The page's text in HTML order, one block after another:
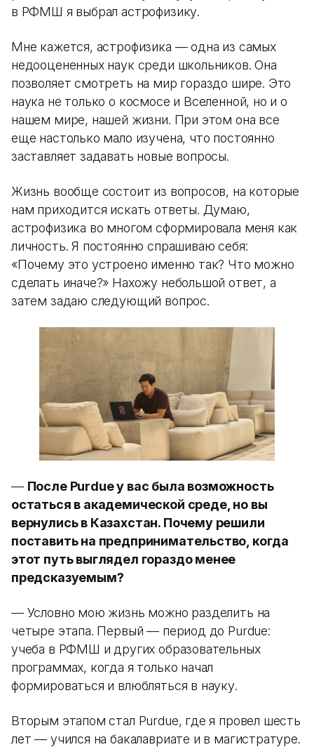
в РФМШ я выбрал астрофизику.
Мне кажется, астрофизика — одна из самых
недооцененных наук среди школьников. Она
позволяет смотреть на мир гораздо шире. Это
наука не только о космосе и Вселенной, но и о
нашем мире, нашей жизни. При этом она все
еще настолько мало изучена, что постоянно
заставляет задавать новые вопросы.
Жизнь вообще состоит из вопросов, на которые
нам приходится искать ответы. Думаю,
астрофизика во многом сформировала меня как
личность. Я постоянно спрашиваю себя:
«Почему это устроено именно так? Что можно
сделать иначе?» Нахожу небольшой ответ, а
затем задаю следующий вопрос.
— После Purdue у вас была возможность
остаться в академической среде, но вы
вернулись в Казахстан. Почему решили
поставить на предпринимательство, когда
этот путь выглядел гораздо менее
предсказуемым?
— Условно мою жизнь можно разделить на
четыре этапа. Первый — период до Purdue:
учеба в РФМШ и других образовательных
программах, когда я только начал
формироваться и влюбляться в науку.
Вторым этапом стал Purdue, где я провел шесть
лет — учился на бакалавриате и в магистратуре.